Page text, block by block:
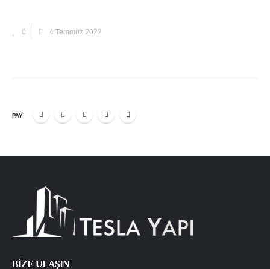
0 4 Temmuz 2022
PAY
BİZE ULAŞIN